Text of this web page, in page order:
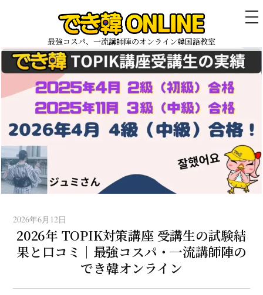
コ
ン
ン
ス
キ
ッ
プ
最強コスパ、一流講師陣のオンライン韓国語教室
メ
ニ
2026年6月12日
2026年 TOPIK対策講座 受講生の試験結
果と口コミ｜最強コスパ・一流講師陣の
でき韓オンライン